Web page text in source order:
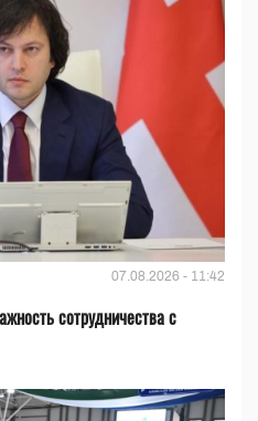
07.08.2026 - 11:42
сотрудничества с